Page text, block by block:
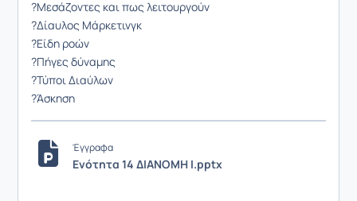
?Μεσάζοντες και πως λειτουργούν
?Δίαυλος Μάρκετινγκ
?Είδη ροών
?Πήγες δύναμης
?Τύποι Διαύλων
?Άσκηση
Έγγραφα
Ενότητα 14 ΔΙΑΝΟΜΗ I.pptx